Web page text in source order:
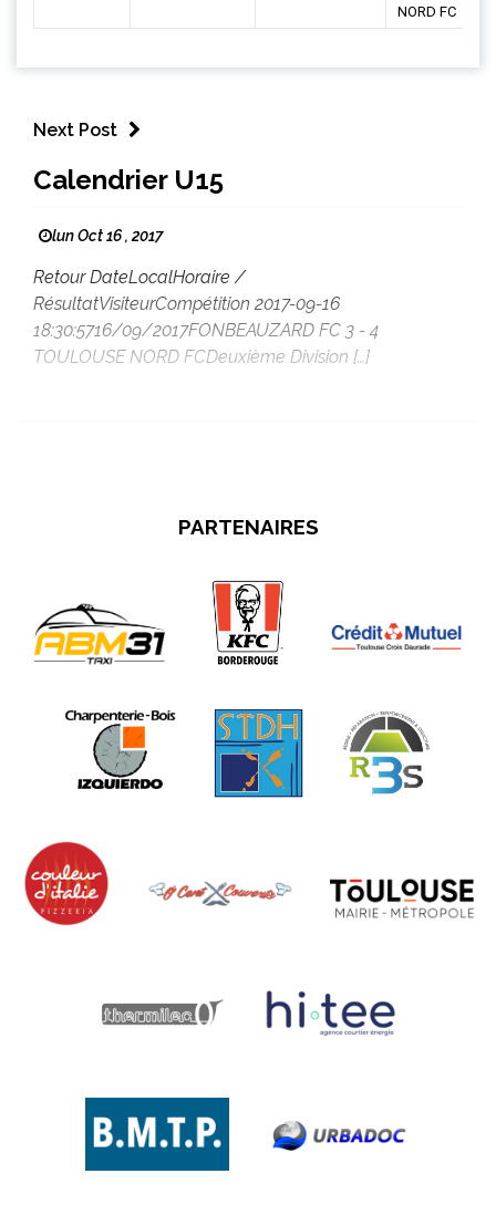
NORD FC
Next Post
Calendrier U15
lun Oct 16 , 2017
Retour DateLocalHoraire /
RésultatVisiteurCompétition 2017-09-16
18:30:5716/09/2017FONBEAUZARD FC 3 - 4
TOULOUSE NORD FCDeuxième Division […]
PARTENAIRES